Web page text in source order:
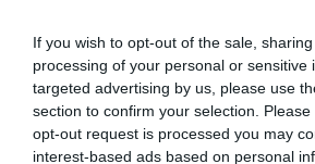
If you wish to opt-out of the sale,
processing of your personal or sensitive
targeted advertising by us, please use
section to confirm your selection.
opt-out request is processed you may
interest-based ads based on personal
Trükkös kérdés - soha
játszottak ott
10